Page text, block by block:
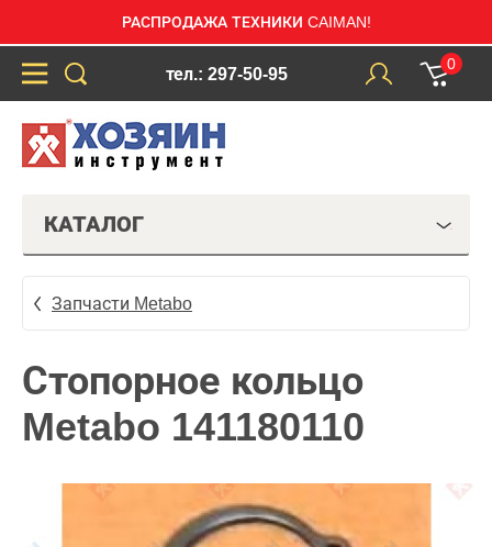
РАСПРОДАЖА ТЕХНИКИ CAIMAN!
тел.: 297-50-95
0
КАТАЛОГ
Запчасти Metabo
Стопорное кольцо
Metabo 141180110